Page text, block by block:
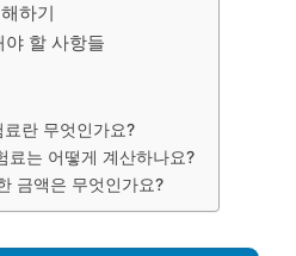
하기
할 사항들
란 무엇인가요?
료는 어떻게 계산하나요?
금액은 무엇인가요?